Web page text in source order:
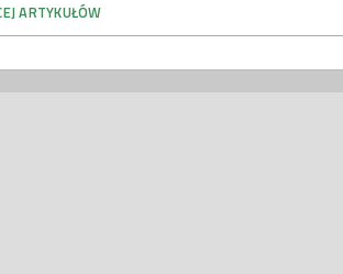
ARTYKUŁÓW